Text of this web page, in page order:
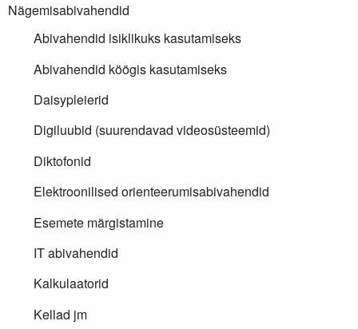
Nägemisabivahendid
Abivahendid isiklikuks kasutamiseks
Abivahendid köögis kasutamiseks
Daisypleierid
Digiluubid (suurendavad videosüsteemid)
Diktofonid
Elektroonilised orienteerumisabivahendid
Esemete märgistamine
IT abivahendid
Kalkulaatorid
Kellad jm